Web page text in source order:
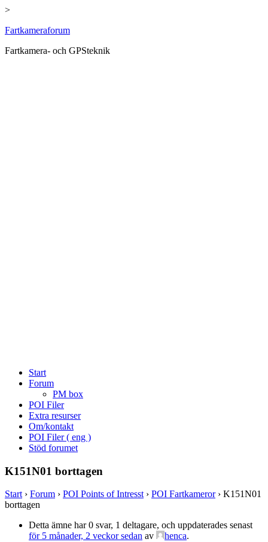
>
Hoppa
innehåll
Fartkameraforum
Fartkamera- och GPSteknik
Start
Forum
PM box
POI Filer
Extra resurser
Om/kontakt
POI Filer ( eng )
Stöd forumet
K151N01 borttagen
Start › Forum › POI Points of Intresst › POI Fartkameror › K151N01
borttagen
Detta ämne har 0 svar, 1 deltagare, och uppdaterades senast
för 5 månader, 2 veckor sedan av henca.